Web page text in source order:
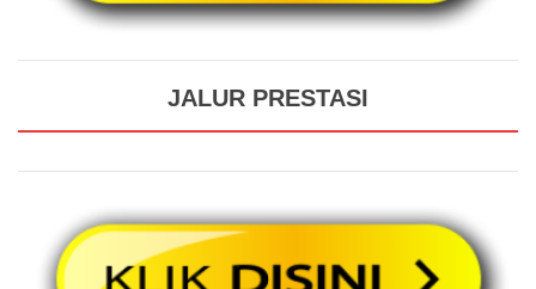
JALUR PRESTASI